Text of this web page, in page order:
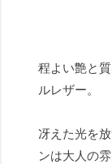
程よい艶と
ルレザー。
冴えた光を
ンは大人の